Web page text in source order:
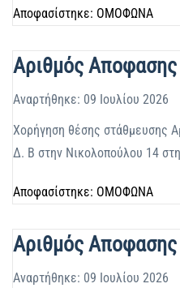
Αποφασίστηκε: ΟΜΟΦΩΝΑ
Αριθμός
Αναρτήθηκε: 09 Ιουλίου 2026
Χορήγηση θέσης στάθμευσης
Δ. Β στην Νικολοπούλου 14
Αποφασίστηκε: ΟΜΟΦΩΝΑ
Αριθμός
Αναρτήθηκε: 09 Ιουλίου 2026